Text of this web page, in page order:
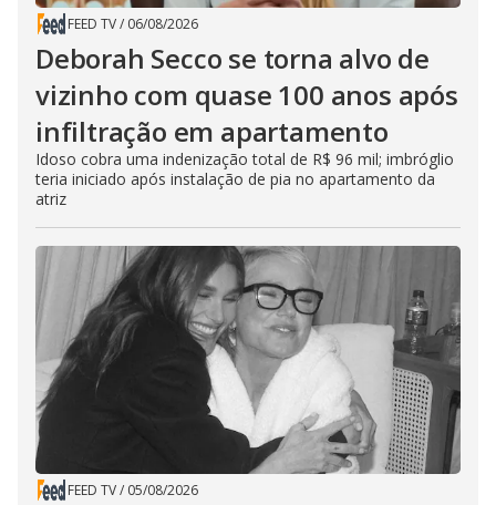
FEED TV/ 06/08/2026
Deborah Secco se torna alvo de
vizinho com quase 100 anos após
infiltração em apartamento
Idoso cobra uma indenização total de R$ 96 mil; imbróglio
teria iniciado após instalação de pia no apartamento da
atriz
FEED TV/ 05/08/2026